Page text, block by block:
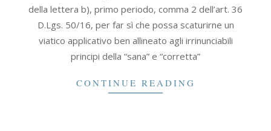
della lettera b), primo periodo, comma 2 dell’art. 36
D.Lgs. 50/16, per far sì che possa scaturirne un
viatico applicativo ben allineato agli irrinunciabili
principi della “sana” e “corretta”
CONTINUE READING